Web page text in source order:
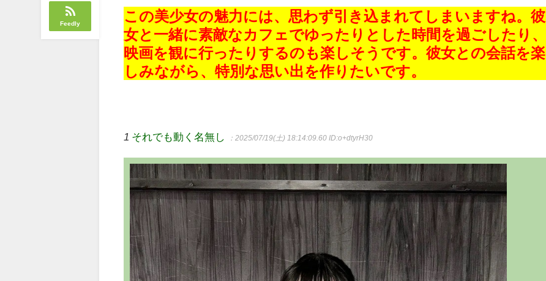
Feedly
この美少女の魅力には、思わず引き込まれてしまいますね。彼
女と一緒に素敵なカフェでゆったりとした時間を過ごしたり、
映画を観に行ったりするのも楽しそうです。彼女との会話を楽
しみながら、特別な思い出を作りたいです。
1 それでも動く名無し ：2025/07/19(土) 18:14:09.60ID:o+dtyrH30